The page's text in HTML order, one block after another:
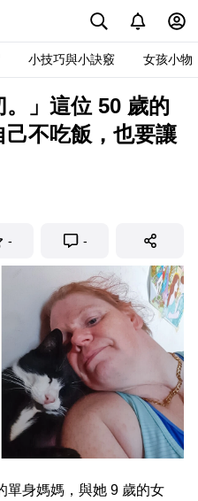
小技巧與小訣竅 女孩小物
。」這位 50 歲的
不吃飯，也要讓
- -
單身媽媽，與她 9 歲的女